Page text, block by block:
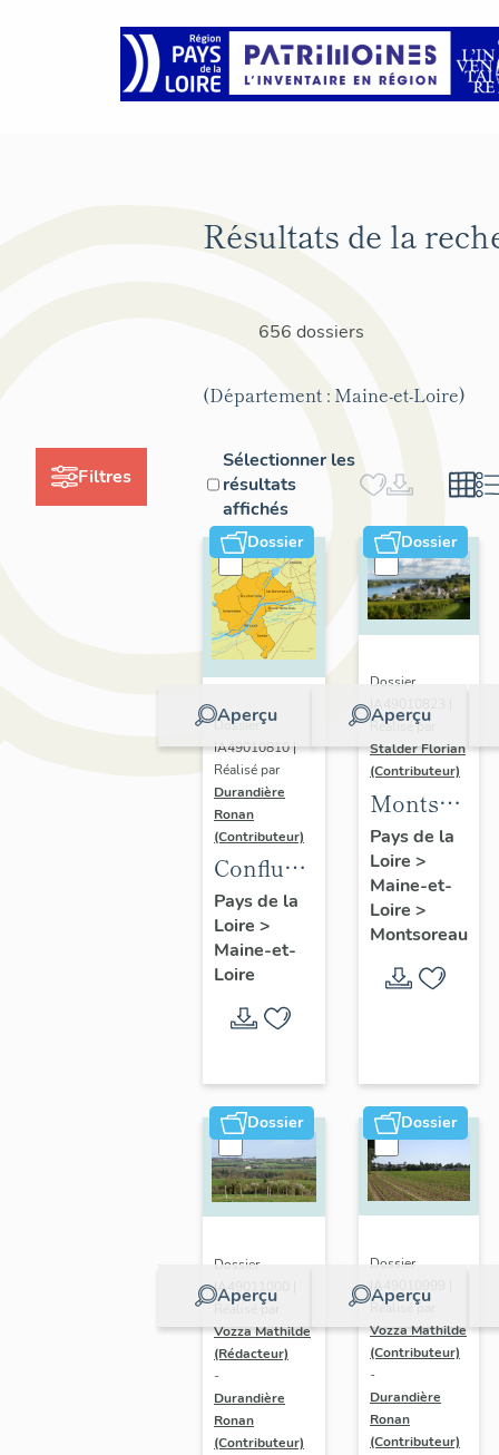
Filtres
Résultats de la
656 dossiers
(Département : Maine-et-Loire)
Sélectionner les
résultats
affichés
Dossier
Aperçu
Dossier
IA49010810 |
Réalisé par
Durandière
Ronan
(Contributeur)
Confluence
Maine-
Loire :
présentation
l'opération
Pays de la
Loire >
Maine-et-
Loire
Dossier
Aperçu
Dossier
IA49010823 |
Réalisé par
Stalder Florian
(Contributeur)
Montsoreau
:
de la
commune
Pays de la
Loire >
Maine-et-
Loire >
Montsoreau
Dossier
Aperçu
Dossier
IA49011000 |
Réalisé par
Vozza Mathilde
(Rédacteur)
-
Durandière
Ronan
(Contributeur)
Dossier
Aperçu
Dossier
IA49010999 |
Réalisé par
Vozza Mathilde
(Contributeur)
-
Durandière
Ronan
(Contributeur)